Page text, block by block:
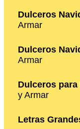
Dulceros
Armar
Dulceros
Armar
Dulceros para
y Armar
Letras